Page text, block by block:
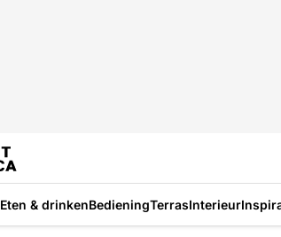
Eten & drinkenBedieningTerrasInterieur